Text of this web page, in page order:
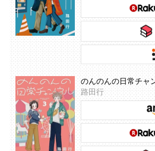
のんのんの日常チャ
路田行